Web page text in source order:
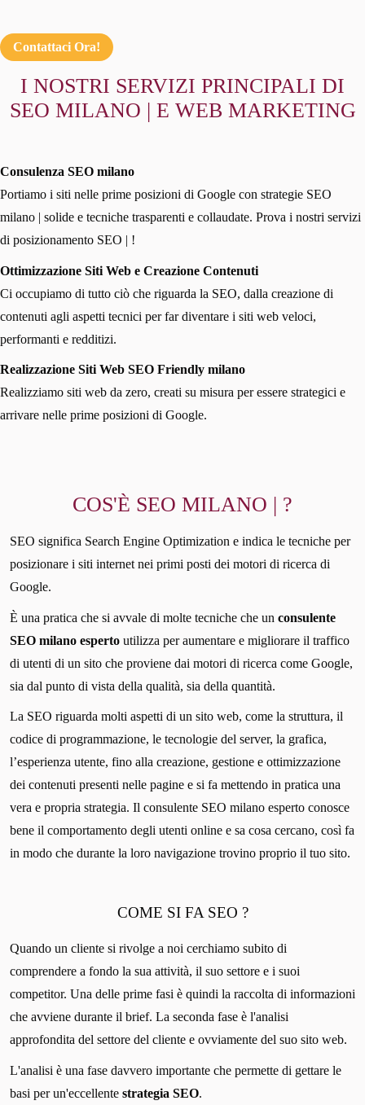
Contattaci Ora!
I NOSTRI SERVIZI PRINCIPALI DI
SEO MILANO | E WEB MARKETING
Consulenza SEO milano
Portiamo i siti nelle prime posizioni di Google con strategie SEO
milano | solide e tecniche trasparenti e collaudate. Prova i nostri servizi
di posizionamento SEO | !
Ottimizzazione Siti Web e Creazione Contenuti
Ci occupiamo di tutto ciò che riguarda la SEO, dalla creazione di
contenuti agli aspetti tecnici per far diventare i siti web veloci,
performanti e redditizi.
Realizzazione Siti Web SEO Friendly milano
Realizziamo siti web da zero, creati su misura per essere strategici e
arrivare nelle prime posizioni di Google.
COS'È SEO MILANO | ?
SEO significa Search Engine Optimization e indica le tecniche per
posizionare i siti internet nei primi posti dei motori di ricerca di
Google.
È una pratica che si avvale di molte tecniche che un consulente
SEO milano esperto utilizza per aumentare e migliorare il traffico
di utenti di un sito che proviene dai motori di ricerca come Google,
sia dal punto di vista della qualità, sia della quantità.
La SEO riguarda molti aspetti di un sito web, come la struttura, il
codice di programmazione, le tecnologie del server, la grafica,
l’esperienza utente, fino alla creazione, gestione e ottimizzazione
dei contenuti presenti nelle pagine e si fa mettendo in pratica una
vera e propria strategia. Il consulente SEO milano esperto conosce
bene il comportamento degli utenti online e sa cosa cercano, così fa
in modo che durante la loro navigazione trovino proprio il tuo sito.
COME SI FA SEO ?
Quando un cliente si rivolge a noi cerchiamo subito di
comprendere a fondo la sua attività, il suo settore e i suoi
competitor. Una delle prime fasi è quindi la raccolta di informazioni
che avviene durante il brief. La seconda fase è l'analisi
approfondita del settore del cliente e ovviamente del suo sito web.
L'analisi è una fase davvero importante che permette di gettare le
basi per un'eccellente strategia SEO.